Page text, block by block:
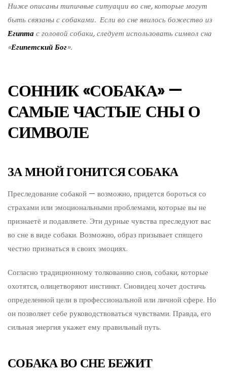
Ниже описаны типичные ситуации во сне, которые могут
быть связаны с собаками. Если во сне явилось божество из
Египта с головой собаки, следует использовать символ сна
«Египетский Бог».
СОННИК «СОБАКА» —
САМЫЕ ЧАСТЫЕ СНЫ О
СИМВОЛЕ
ЗА МНОЙ ГОНИТСЯ СОБАКА
Преследование собакой — возможно, придется бороться со
страхами или эмоциональными проблемами, которые вы не
признаетё и подавляете. Эти дурные чувства преследуют вас
во сне в виде собаки. Возможно, образ призывает спящего
честно признаться в своих эмоциях.
Согласно традиционному толкованию снов, собаки, которые
охотятся, олицетворяют инстинкт. Сновидец хочет достичь
определенной цели в профессиональной или личной сфере. Но
он позволяет себе руководствоваться чувствами. Правда, его
сильная энергия укажет ему правильный путь.
СОБАКА ВО СНЕ БЕЖИТ